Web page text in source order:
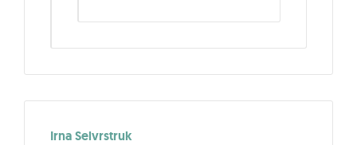
Irna Selvrstruk